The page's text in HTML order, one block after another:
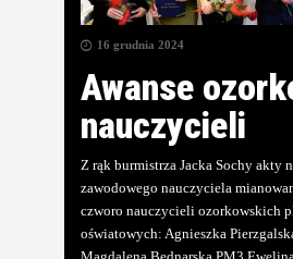
16 grudnia 2024
Awanse
nauczycieli
Z rąk burmistrza Jacka Sochy akty
zawodowego nauczyciela
czworo nauczycieli ozorkowskich
oświatowych: Agnieszka